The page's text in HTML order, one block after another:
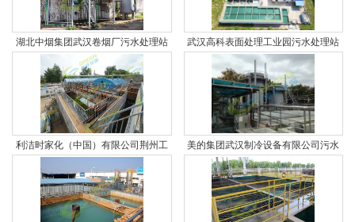
湖北中烟集团武汉卷烟厂污水处理站 武汉高科表面处理工业园污水处理站
利洁时家化（中国）有限公司荆州工
美的集团武汉制冷设备有限公司污水
处理站